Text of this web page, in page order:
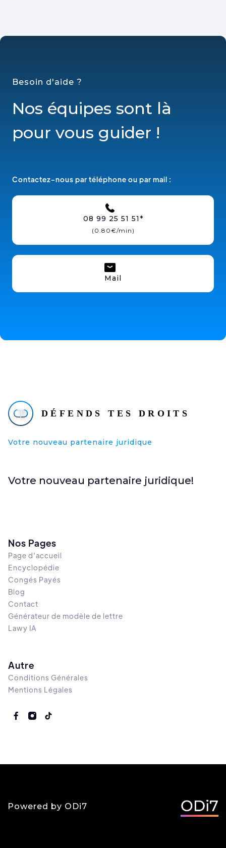
Besoin d'aide ?
Nos équipes sont là
pour vous guider !
Contactez-nous par téléphone ou par mail :
08 99 25 51 51*
(0.80€/min)
Mail
Votre nouveau partenaire juridique
Votre nouveau partenaire juridique!
Nos Pages
Page d'accueil
Encyclopédie
Congés Payés
Blog
Contact
Générateur de modèle de lettre
Lawy IA
Autre
Conditions Générales
Mentions Légales
Powered by ODi7